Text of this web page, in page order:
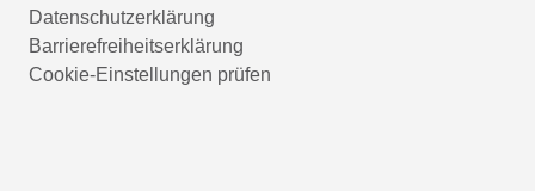
Datenschutzerklärung
Barrierefreiheitserklärung
Cookie-Einstellungen prüfen